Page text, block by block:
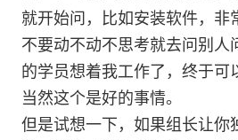
就开始问，比如安装软件，非
不要动不动不思考就去问别人
的学员想着我工作了，终于可
当然这个是好的事情。
但是试想一下，如果组长让你